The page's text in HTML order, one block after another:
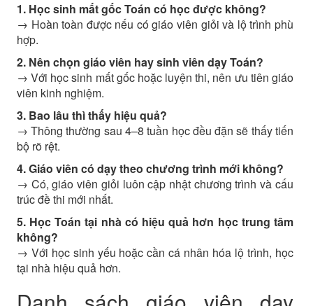
1. Học sinh mất gốc Toán có học được không?
→ Hoàn toàn được nếu có giáo viên giỏi và lộ trình phù
hợp.
2. Nên chọn giáo viên hay sinh viên dạy Toán?
→ Với học sinh mất gốc hoặc luyện thi, nên ưu tiên giáo
viên kinh nghiệm.
3. Bao lâu thì thấy hiệu quả?
→ Thông thường sau 4–8 tuần học đều đặn sẽ thấy tiến
bộ rõ rệt.
4. Giáo viên có dạy theo chương trình mới không?
→ Có, giáo viên giỏi luôn cập nhật chương trình và cấu
trúc đề thi mới nhất.
5. Học Toán tại nhà có hiệu quả hơn học trung tâm
không?
→ Với học sinh yếu hoặc cần cá nhân hóa lộ trình, học
tại nhà hiệu quả hơn.